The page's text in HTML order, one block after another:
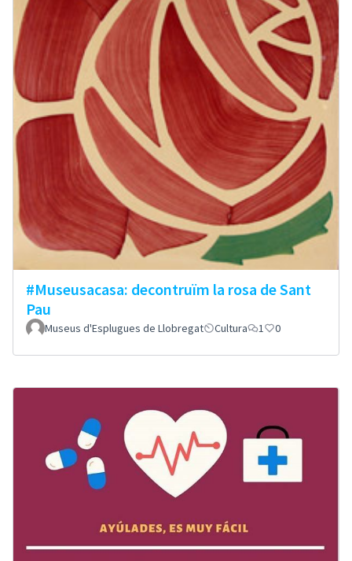
#Museusacasa: decontruïm la rosa de Sant
Pau
Museus d'Esplugues de Llobregat Cultura 1 0